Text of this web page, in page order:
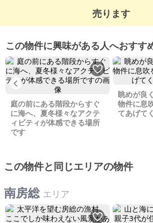
売ります
この物件に興味がある人へおすす
Previous
庭の前にある階段からすぐ
に海へ、夏冬様々なアクテ
ィビティが体感できる場所
です
眺めが良
物件に息
てあげて
この物件と同じエリアの物件
南房総 エリア